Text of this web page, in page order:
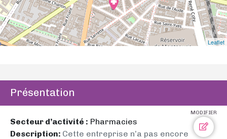
Leaflet
Présentation
MODIFIER
Secteur d’activité : Pharmacies
Description: Cette entreprise n’a pas encore